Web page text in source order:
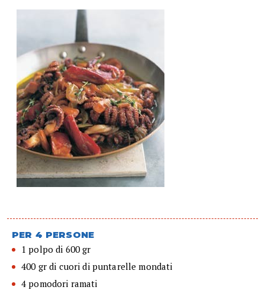
PER 4 PERSONE
1 polpo di 600 gr
400 gr di cuori di puntarelle mondati
4 pomodori ramati